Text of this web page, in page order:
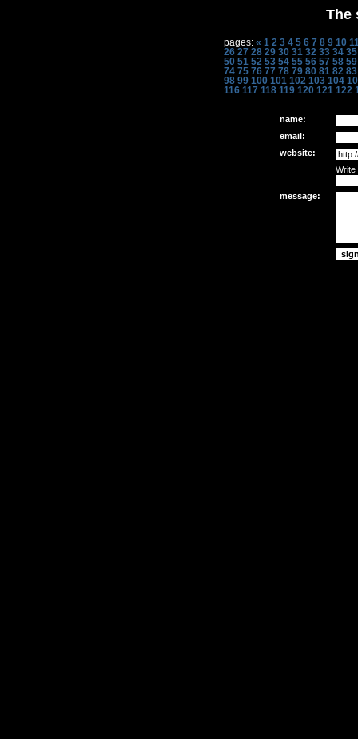
The
pages: « 1 2 3 4 5 6 7 8 9 10
26 27 28 29 30 31 32 33 34 35
50 51 52 53 54 55 56 57 58 59
74 75 76 77 78 79 80 81 82 83
98 99 100 101 102 103 104
116 117 118 119 120 121 122
name:
email:
website:
Write
message: